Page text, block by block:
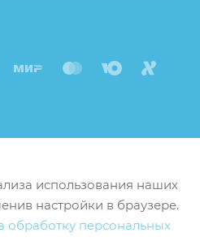
использования наших
настройки в браузере.
обработку персональных